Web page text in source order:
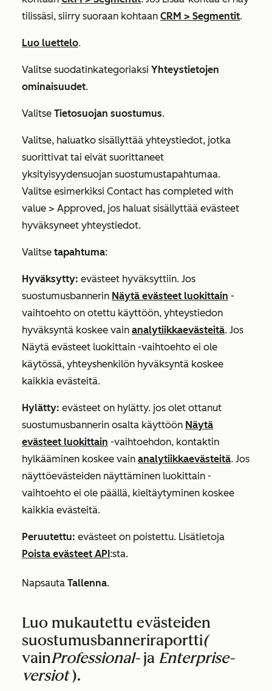
tilissäsi, siirry suoraan kohtaan CRM > Segmentit.
Luo luettelo.
Valitse suodatinkategoriaksi Yhteystietojen
ominaisuudet.
Valitse Tietosuojan suostumus.
Valitse, haluatko sisällyttää yhteystiedot, jotka
suorittivat tai eivät suorittaneet
yksityisyydensuojan suostumustapahtumaa.
Valitse esimerkiksi Contact has completed with
value > Approved, jos haluat sisällyttää evästeet
hyväksyneet yhteystiedot.
Valitse tapahtuma:
Hyväksytty: evästeet hyväksyttiin. Jos
suostumusbannerin Näytä evästeet luokittain -
vaihtoehto on otettu käyttöön, yhteystiedon
hyväksyntä koskee vain analytiikkaevästeitä. Jos
Näytä evästeet luokittain -vaihtoehto ei ole
käytössä, yhteyshenkilön hyväksyntä koskee
kaikkia evästeitä.
Hylätty: evästeet on hylätty. jos olet ottanut
suostumusbannerin osalta käyttöön Näytä
evästeet luokittain -vaihtoehdon, kontaktin
hylkääminen koskee vain analytiikkaevästeitä. Jos
näyttöevästeiden näyttäminen luokittain -
vaihtoehto ei ole päällä, kieltäytyminen koskee
kaikkia evästeitä.
Peruutettu: evästeet on poistettu. Lisätietoja
Poista evästeet API :sta.
Napsauta Tallenna.
Luo mukautettu evästeiden
suostumusbanneriraportti(
vainProfessional-ja Enterprise-
versiot).